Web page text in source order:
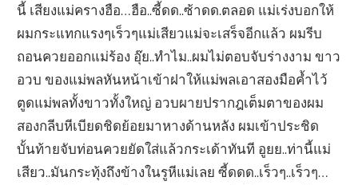
นี้ เสียงแม่ครางฮือ…ฮือ..ซี้ดด..ซ้าดด.ตลอด แม่เร่งบอกให้
ผมกระแทกแรงๆเร็วๆแม่เสียวแม่จะเสร็จอีกแล้ว ผมรีบ
ถอนควยออกแม่ร้อง อุ๊ย..ทำไม..ผมไม่ตอบจับร่างงาม ขาว
อวบ ของแม่พลหันหน้าเข้าฝาให้แม่พลเอาสองมือค้ำไว้
ตูดแม่พลทั้งขาวทั้งใหญ่ อวบผายปรากฎเต็มตาของผม
สองกลีบหีเบียดชิดย้อยมาหางด้านหลัง ผมเข้าประชิด
บั้นท้ายจับท่อนควยยัดใส่แล้วกระเด้าทันที อูยย..ท่านี้แม่
เสียว..มันกระทุ้งถึงข้างในรูหีแม่เลย ซี้ดดด..เร็วๆ..เร็วๆ…